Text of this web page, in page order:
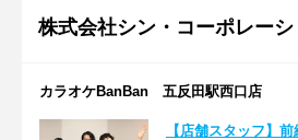
株式会社シン・コーポレーシ
カラオケBanBan 五反田駅西口店
【店舗スタッフ】